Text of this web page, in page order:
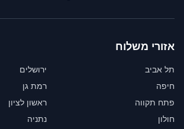
אזורי משלוח
תל אביב
ירושלים
חיפה
רמת גן
פתח תקווה
ראשון לציון
חולון
נתניה